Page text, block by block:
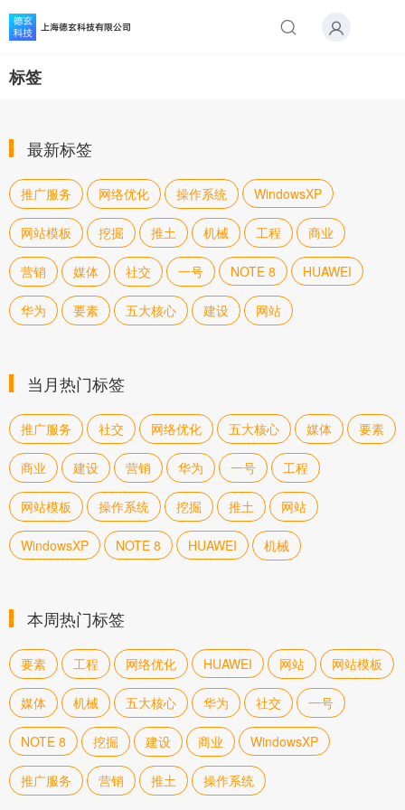
标签
最新标签
推广服务 网络优化 操作系统 WindowsXP
网站模板 挖掘 推土 机械 工程 商业
营销 媒体 社交 一号 NOTE 8 HUAWEI
华为 要素 五大核心 建设 网站
当月热门标签
推广服务 社交 网络优化 五大核心 媒体 要素
商业 建设 营销 华为 一号 工程
网站模板 操作系统 挖掘 推土 网站
WindowsXP NOTE 8 HUAWEI 机械
本周热门标签
要素 工程 网络优化 HUAWEI 网站 网站模板
媒体 机械 五大核心 华为 社交 一号
NOTE 8 挖掘 建设 商业 WindowsXP
推广服务 营销 推土 操作系统